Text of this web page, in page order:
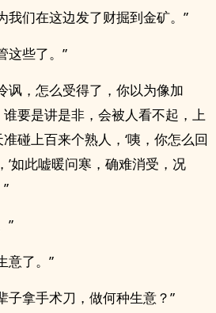
我们在这边发了财掘到金矿。”
这些了。”
讽，怎么受得了，你以为像加
要是讲是非，会被人看不起，上
碰上百来个熟人，‘咦，你怎么回
’如此嘘暖问寒，确难消受，况
”
意了。”
子拿手术刀，做何种生意？”